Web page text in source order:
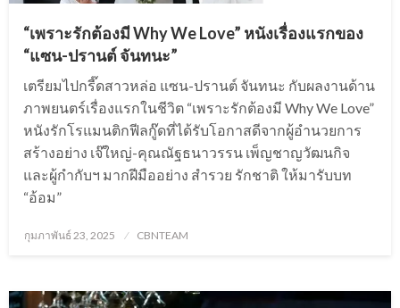
“เพราะรักต้องมี Why We Love” หนังเรื่องแรกของ
“แซน-ปรานต์ จันทนะ”
เตรียมไปกรี๊ดสาวหล่อ แซน-ปรานต์ จันทนะ กับผลงานด้าน
ภาพยนตร์เรื่องแรกในชีวิต “เพราะรักต้องมี Why We Love”
หนังรักโรแมนติกฟีลกู๊ดที่ได้รับโอกาสดีจากผู้อำนวยการ
สร้างอย่าง เจ๊ใหญ่-คุณณัฐธนาวรรน เพ็ญชาญวัฒนกิจ
และผู้กำกับฯ มากฝีมืออย่าง สำรวย รักชาติ ให้มารับบท
“อ้อม”
Posted
กุมภาพันธ์ 23, 2025 CBNTEAM